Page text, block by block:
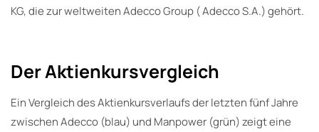
KG, die zur weltweiten Adecco Group ( Adecco S.A.) gehört.
Der Aktienkursvergleich
Ein Vergleich des Aktienkursverlaufs der letzten fünf Jahre
zwischen Adecco (blau) und Manpower (grün) zeigt eine